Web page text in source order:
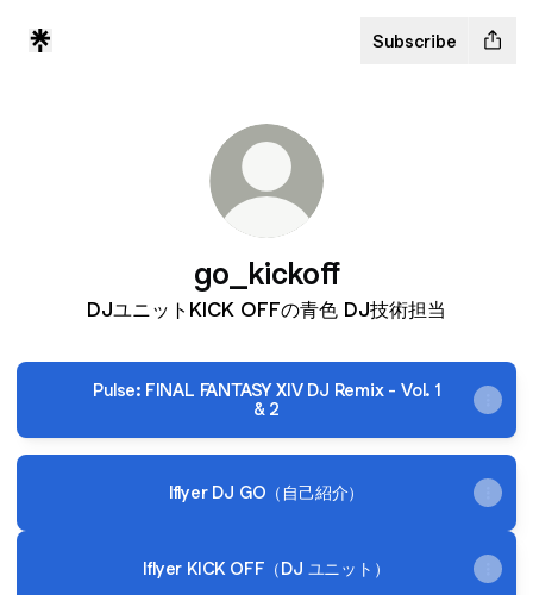
Subscribe
go_kickoff
DJユニットKICK OFFの青色 DJ技術担当
Pulse: FINAL FANTASY XIV DJ Remix - Vol. 1
& 2
Iflyer DJ GO（自己紹介）
Iflyer KICK OFF（DJ ユニット）